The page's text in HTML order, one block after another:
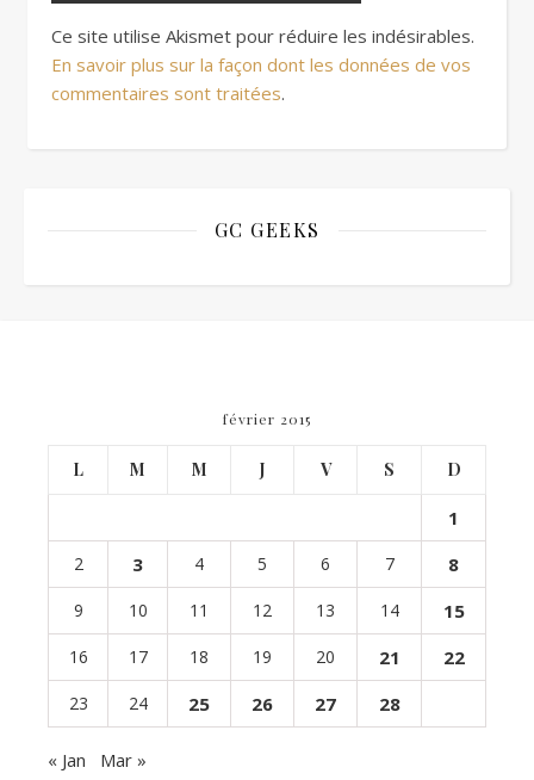
Ce site utilise Akismet pour réduire les indésirables.
En savoir plus sur la façon dont les données de vos
commentaires sont traitées.
GC GEEKS
février 2015
L M M J V S D
1
2 3 4 5 6 7 8
9 10 11 12 13 14 15
16 17 18 19 20 21 22
23 24 25 26 27 28
« Jan Mar »